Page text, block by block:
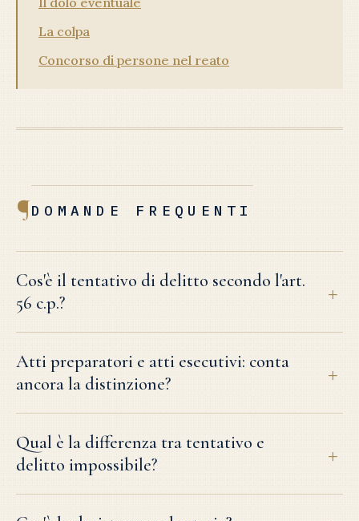
La colpa
Concorso di persone nel reato
¶DOMANDE FREQUENTI
Cos'è il tentativo di delitto secondo l'art.
56 c.p.?
Atti preparatori e atti esecutivi: conta
ancora la distinzione?
Qual è la differenza tra tentativo e
delitto impossibile?